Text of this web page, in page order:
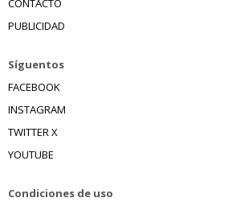
CONTACTO
PUBLICIDAD
Síguentos
FACEBOOK
INSTAGRAM
TWITTER X
YOUTUBE
Condiciones de uso